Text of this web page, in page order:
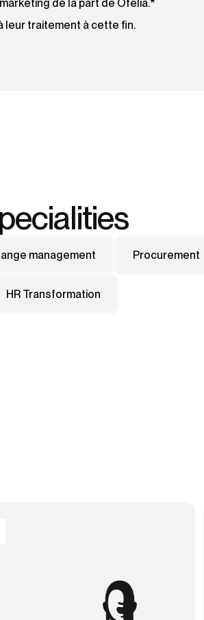
de la part de Ofelia.*
leur traitement à cette fin.
management Procurement
HR Transformation